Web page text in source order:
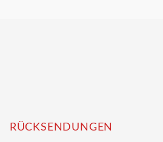
RÜCKSENDUNGEN